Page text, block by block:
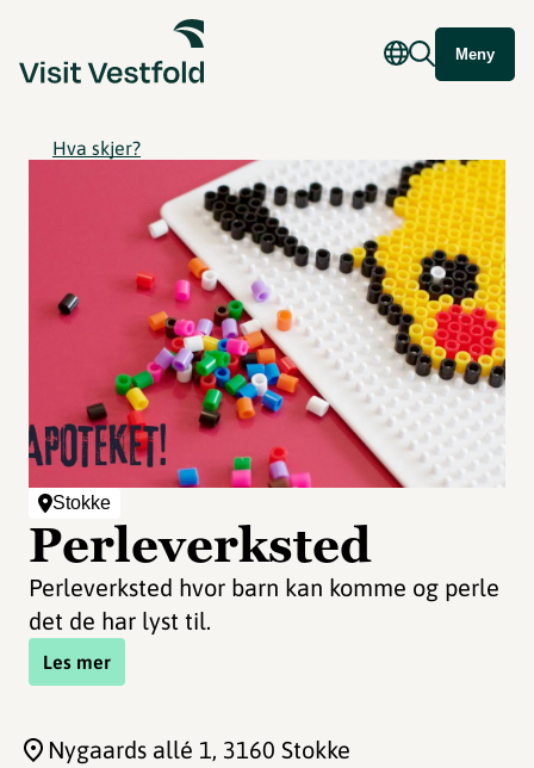
Meny
Hva skjer?
Stokke
Perleverksted
Perleverksted hvor barn kan komme og perle
det de har lyst til.
Les mer
Nygaards allé 1, 3160 Stokke